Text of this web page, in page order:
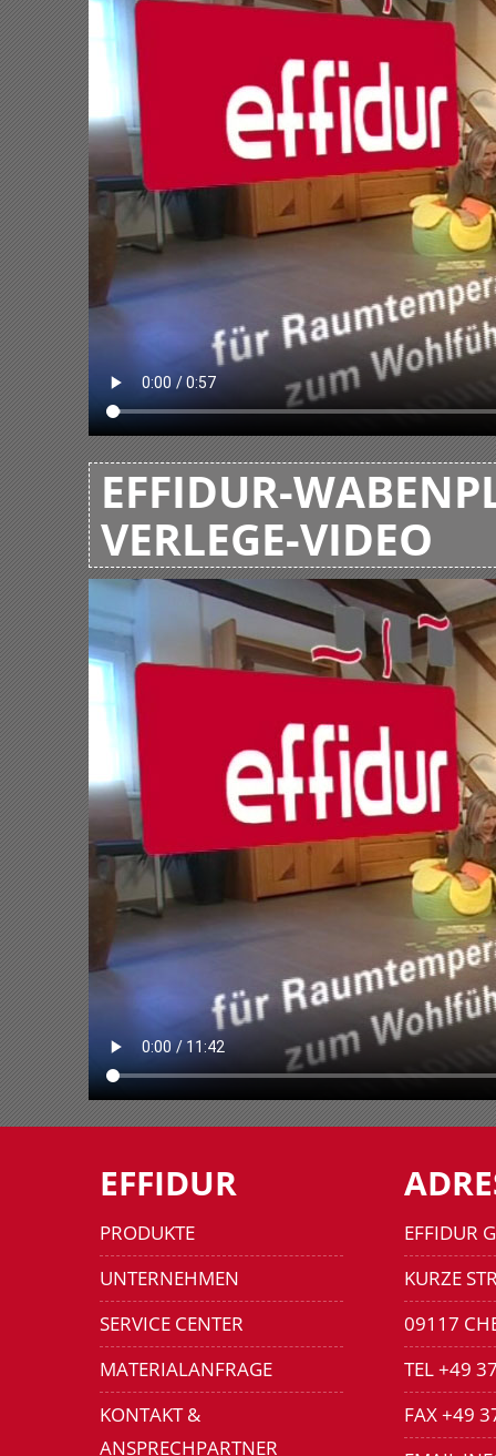
EFFIDUR-
VERLEGE-VIDEO
EFFIDUR
PRODUKTE
UNTERNEHMEN
SERVICE CENTER
MATERIALANFRAGE
KONTAKT &
ANSPRECHPARTNER
EFFIDUR
KURZE
09117
TEL +49
FAX +49